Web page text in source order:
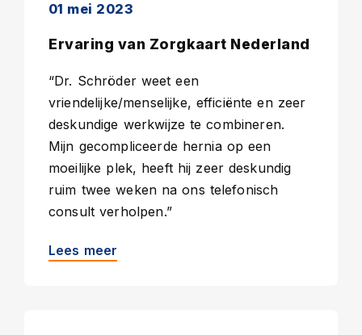
01 mei 2023
Ervaring van Zorgkaart Nederland
“Dr. Schröder weet een
vriendelijke/menselijke, efficiënte en zeer
deskundige werkwijze te combineren.
Mijn gecompliceerde hernia op een
moeilijke plek, heeft hij zeer deskundig
ruim twee weken na ons telefonisch
consult verholpen.”
Lees meer